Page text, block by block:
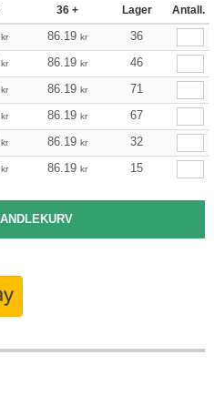
36 + Lager Antall.
kr 86.19 kr
36
kr 86.19 kr
46
kr 86.19 kr
71
kr 86.19 kr
67
kr 86.19 kr
32
kr 86.19 kr 15